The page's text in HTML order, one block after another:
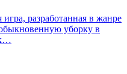
разработанная в жанре
уборку в